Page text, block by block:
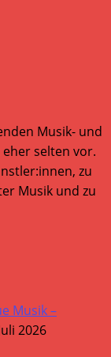
Musik- und
selten vor.
zu
Musik und zu
Musik –
2026